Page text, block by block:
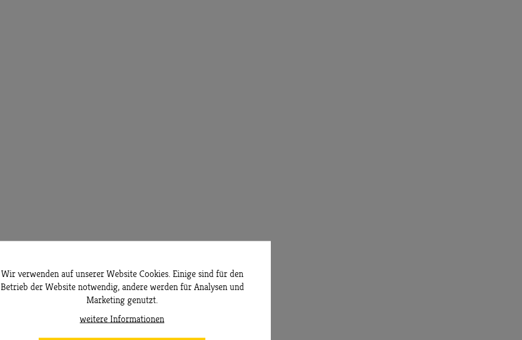
Wir verwenden auf unserer Website Cookies. Einige sind für den
Betrieb der Website notwendig, andere werden für Analysen und
Marketing genutzt.
weitere Informationen